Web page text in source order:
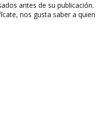
antes de su publicación.
nos gusta saber a quien